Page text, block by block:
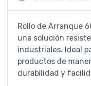
Rollo de Arranque
una solución
industriales. Ideal
productos de
durabilidad y